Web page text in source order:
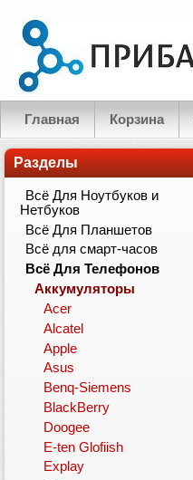
Главная Корзина
Разделы
Всё Для Ноутбуков и
Нетбуков
Всё Для Планшетов
Всё для смарт-часов
Всё Для Телефонов
Аккумуляторы
Acer
Alcatel
Apple
Asus
Benq-Siemens
BlackBerry
Doogee
E-ten Glofiish
Explay